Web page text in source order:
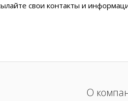
свои контакты и
О